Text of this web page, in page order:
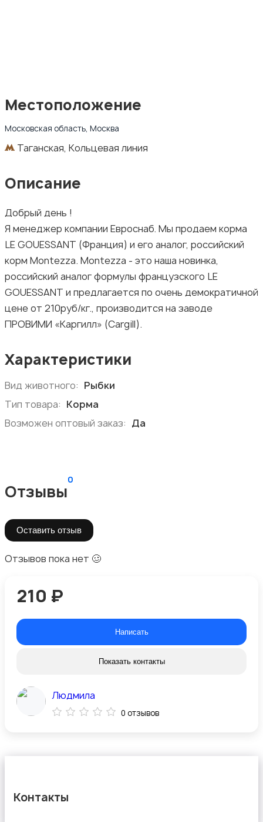
Местоположение
Московская область, Москва
Таганская, Кольцевая линия
Описание
Добрый день !
Я менеджер компании Евроснаб. Мы продаем корма
LE GOUESSANT (Франция) и его аналог, российский
корм Montezza. Montezza - это наша новинка,
российский аналог формулы французского LE
GOUESSANT и предлагается по очень демократичной
цене от 210руб/кг., производится на заводе
ПРОВИМИ «Каргилл» (Cargill).
Характеристики
Вид животного: Рыбки
Тип товара: Корма
Возможен оптовый заказ: Да
Отзывы
0
Оставить отзыв
Отзывов пока нет 🥴
210 ₽
Написать
Показать контакты
Людмила
0 отзывов
Контакты